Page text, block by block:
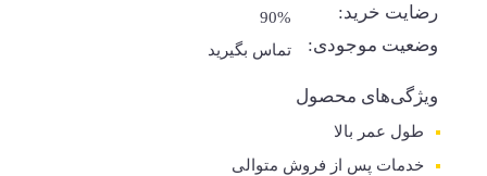
رضایت خرید: 90%
وضعیت موجودی: تماس بگیرید
ویژگی‌های محصول
طول عمر بالا
خدمات پس از فروش متوالی